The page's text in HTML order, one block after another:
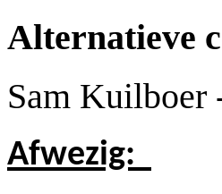
Alternatieve
Sam Kuilboer
Afwezig: